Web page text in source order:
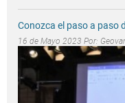
Conozca el paso a paso
16 de Mayo 2023 Por: